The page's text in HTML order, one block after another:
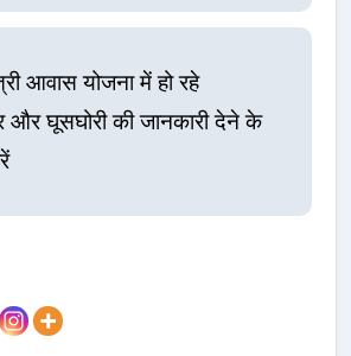
आवास योजना में हो रहे
और घूसघोरी की जानकारी देने के